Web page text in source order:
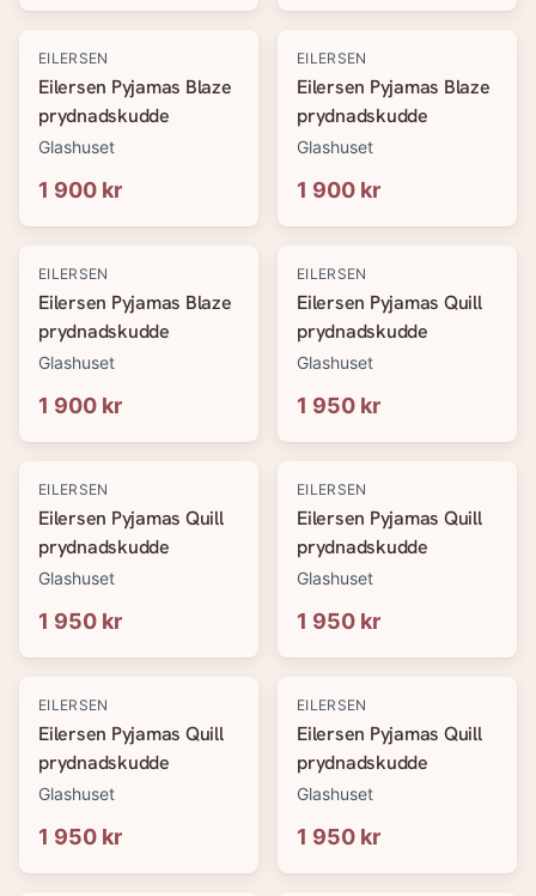
EILERSEN
Eilersen Pyjamas Blaze
prydnadskudde
Glashuset
1 900 kr
EILERSEN
Eilersen Pyjamas Blaze
prydnadskudde
Glashuset
1 900 kr
EILERSEN
Eilersen Pyjamas Blaze
prydnadskudde
Glashuset
1 900 kr
EILERSEN
Eilersen Pyjamas Quill
prydnadskudde
Glashuset
1 950 kr
EILERSEN
Eilersen Pyjamas Quill
prydnadskudde
Glashuset
1 950 kr
EILERSEN
Eilersen Pyjamas Quill
prydnadskudde
Glashuset
1 950 kr
EILERSEN
Eilersen Pyjamas Quill
prydnadskudde
Glashuset
1 950 kr
EILERSEN
Eilersen Pyjamas Quill
prydnadskudde
Glashuset
1 950 kr